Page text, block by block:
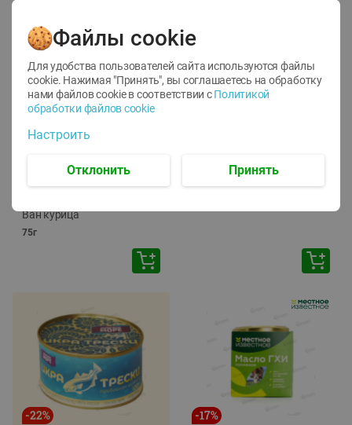
12
1.05 руб./
руб./шт
Корм влаж. для кош. с
Ван курица
75г
ТОФУ Vegetus ТВЕРДЫЙ
-22% -17%
Файлы cookie
Для удобства пользователей сайта используются файлы
cookie. Нажимая "Принять", вы соглашаетесь на обработку
нами файлов cookie в соответствии с Политикой
обработки файлов cookie
Настроить
Отклонить Принять